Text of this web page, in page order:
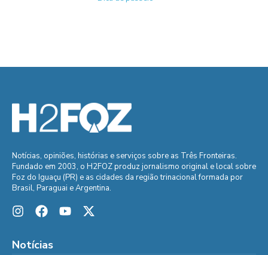
Notícias, opiniões, histórias e serviços sobre as Três Fronteiras.
Fundado em 2003, o H2FOZ produz jornalismo original e local sobre
Foz do Iguaçu (PR) e as cidades da região trinacional formada por
Brasil, Paraguai e Argentina.
Notícias